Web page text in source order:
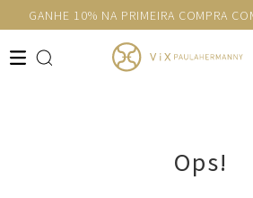
GANHE 10% NA PRIMEIRA COMPRA
Ops!